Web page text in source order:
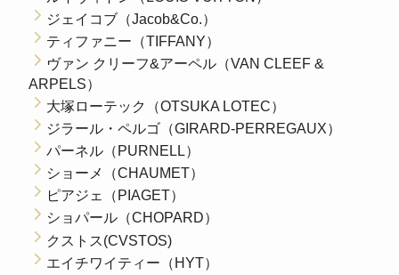
ジェイコブ（Jacob&Co.）
ティファニー（TIFFANY）
ヴァン クリーフ&アーペル（VAN CLEEF &
ARPELS）
大塚ローテック（OTSUKA LOTEC）
ジラール・ペルゴ（GIRARD-PERREGAUX）
パーネル（PURNELL）
ショーメ（CHAUMET）
ピアジェ（PIAGET）
ショパール（CHOPARD）
クストス(CVSTOS)
エイチワイティー（HYT）